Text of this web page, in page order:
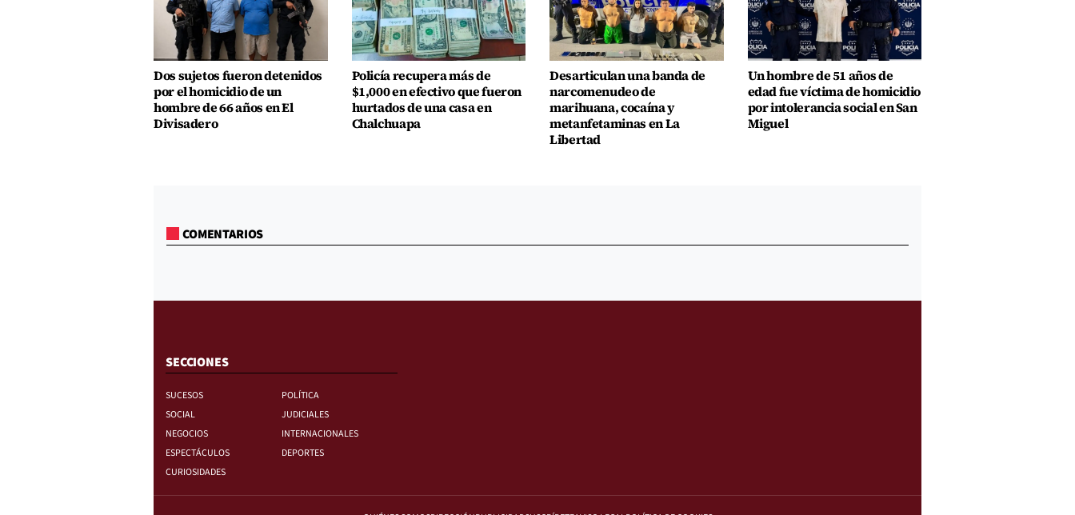
Dos sujetos fueron detenidos
por el homicidio de un
hombre de 66 años en El
Divisadero
Policía recupera más de
$1,000 en efectivo que fueron
hurtados de una casa en
Chalchuapa
Desarticulan una banda de
narcomenudeo de
marihuana, cocaína y
metanfetaminas en La
Libertad
Un hombre de 51 años de
edad fue víctima de homicidio
por intolerancia social en San
Miguel
COMENTARIOS
SECCIONES
SUCESOS
POLÍTICA
SOCIAL
JUDICIALES
NEGOCIOS
INTERNACIONALES
ESPECTÁCULOS
DEPORTES
CURIOSIDADES